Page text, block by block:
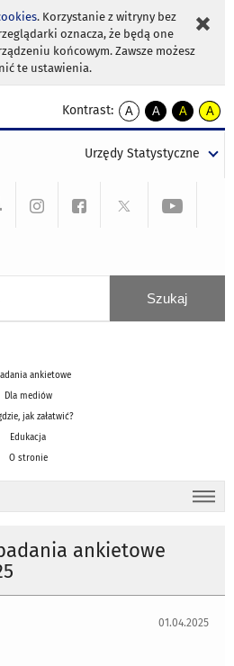
. Korzystanie z witryny bez
oznacza, że będą one
końcowym. Zawsze możesz
te ustawienia.
Kontrast:
A
kontrast
A
kontrast
tekst
czarnym
A
kontrast
tekst
czarnym
A
tekst
żółtym
Urzędy Statystyczne
ankietowe
Dla mediów
jak załatwić?
Edukacja
O stronie
ankietowe
01.04.2025